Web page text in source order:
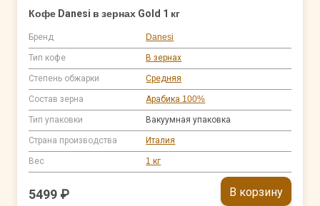
Кофе Danesi в зернах Gold 1 кг
Бренд Danesi
Тип кофе В зернах
Степень обжарки Средняя
Состав зерна Арабика 100%
Тип упаковки Вакуумная упаковка
Страна производства Италия
Вес 1 кг
5499 ₽ В корзину